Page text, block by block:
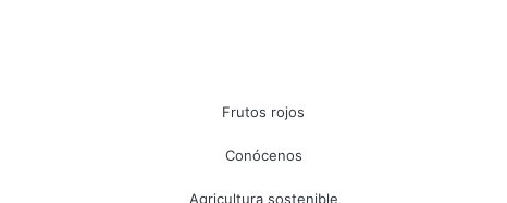
Frutos rojos
Conócenos
Agricultura sostenible